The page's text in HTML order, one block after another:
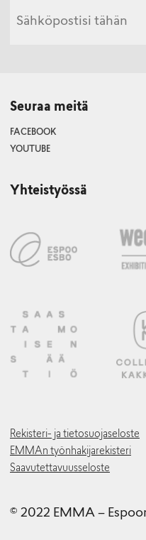
Seuraa meitä
FACEBOOK
YOUTUBE
Yhteistyössä
Rekisteri- ja tietosuojaseloste
EMMAn työnhakijarekisteri
Saavutettavuusseloste
© 2022 EMMA –